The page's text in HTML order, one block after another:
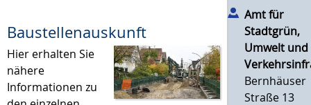
Baustellenauskunft
Hier erhalten Sie
nähere
Informationen zu
Amt für
Stadtgrün,
Umwelt und
Bernhäuser
Straße 13